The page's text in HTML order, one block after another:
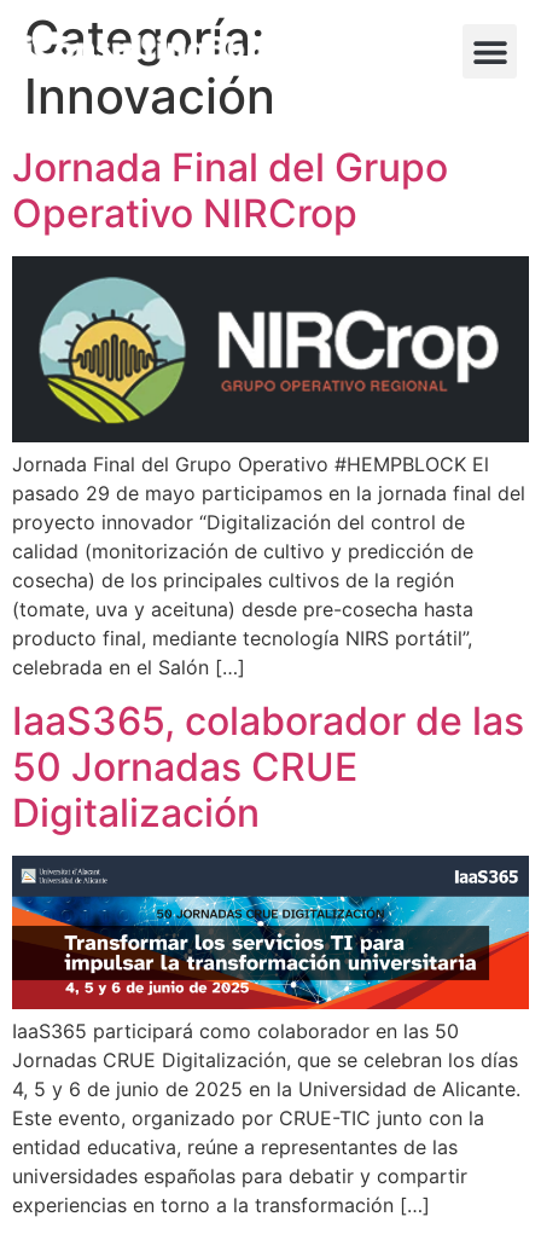
Categoría:
Innovación
Jornada Final del Grupo
Operativo NIRCrop
Jornada Final del Grupo Operativo #HEMPBLOCK El
pasado 29 de mayo participamos en la jornada final del
proyecto innovador “Digitalización del control de
calidad (monitorización de cultivo y predicción de
cosecha) de los principales cultivos de la región
(tomate, uva y aceituna) desde pre-cosecha hasta
producto final, mediante tecnología NIRS portátil”,
celebrada en el Salón […]
IaaS365, colaborador de las
50 Jornadas CRUE
Digitalización
IaaS365 participará como colaborador en las 50
Jornadas CRUE Digitalización, que se celebran los días
4, 5 y 6 de junio de 2025 en la Universidad de Alicante.
Este evento, organizado por CRUE-TIC junto con la
entidad educativa, reúne a representantes de las
universidades españolas para debatir y compartir
experiencias en torno a la transformación […]